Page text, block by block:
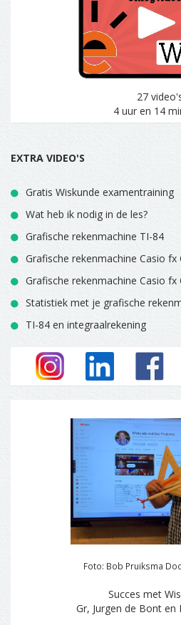
27
4 uur en 14
EXTRA VIDEO'S
Gratis Wiskunde examentraining
Wat heb ik nodig in de les?
Grafische rekenmachine TI-84
Grafische rekenmachine Casio fx
Grafische rekenmachine Casio fx
Statistiek met je grafische
TI-84 en integraalrekening
Foto: Bob Pruiksma
Succes met
Gr, Jurgen de Bont en